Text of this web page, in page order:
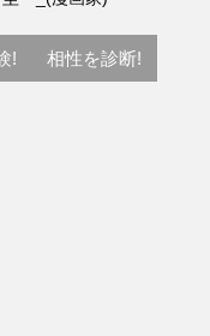
! 相性を診断!